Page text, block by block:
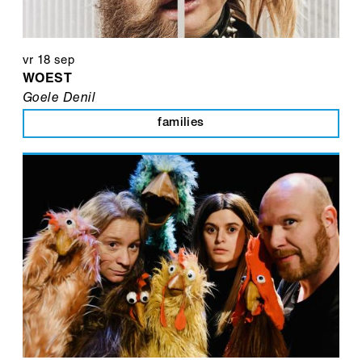
vr 18 sep
WOEST
Goele Denil
families